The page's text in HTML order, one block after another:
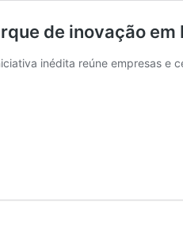
de inovação
inédita reúne empresas e